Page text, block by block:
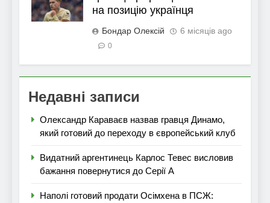
на позицію українця
Бондар Олексій 6 місяців ago
0
Недавні записи
Олександр Караваєв назвав гравця Динамо,
який готовий до переходу в європейський клуб
Видатний аргентинець Карлос Тевес висловив
бажання повернутися до Серії А
Наполі готовий продати Осімхена в ПСЖ: